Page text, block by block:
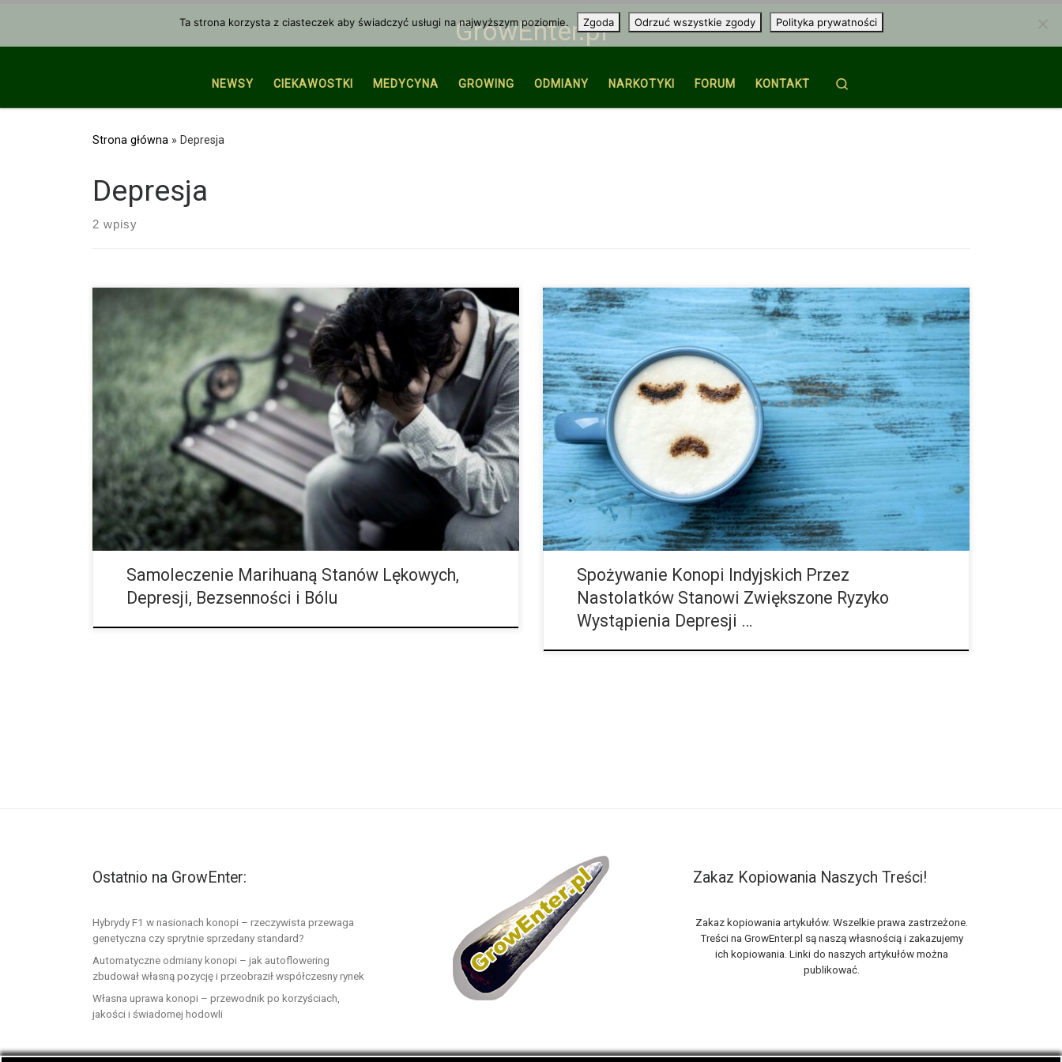
GrowEnter.pl
NEWSY CIEKAWOSTKI MEDYCYNA GROWING ODMIANY NARKOTYKI FORUM KONTAKT
Strona główna » Depresja
Depresja
2 wpisy
Dane na temat właściwości medycznych marihuany wciąż są aktualizowane i odkrywa
się coraz więcej korzyści tej rośliny dla ludzkiego zdrowia, a w ostatnich latach
wskazuje na to coraz więcej badań. […]
Samoleczenie Marihuaną Stanów Lękowych,
Depresji, Bezsenności i Bólu
Długoterminowe badanie przeprowadzone w Szwajcarii sugeruje, że wczesne
rozpoczęcie używania konopi indyjskich zwiększa ryzyko depresji lub tendencji
samobójczych w dorosłym życiu. „Paląc zioło, całkowicie odcięłam się od przyjaciół,
rodziny i […]
Spożywanie Konopi Indyjskich Przez
Nastolatków Stanowi Zwiększone Ryzyko
Wystąpienia Depresji …
Ostatnio na GrowEnter:
Hybrydy F1 w nasionach konopi – rzeczywista przewaga
genetyczna czy sprytnie sprzedany standard?
Automatyczne odmiany konopi – jak autoflowering
zbudował własną pozycję i przeobraził współczesny rynek
Własna uprawa konopi – przewodnik po korzyściach,
jakości i świadomej hodowli
Zakaz Kopiowania Naszych Treści!
Zakaz kopiowania artykułów. Wszelkie prawa zastrzeżone.
Treści na GrowEnter.pl są naszą własnością i zakazujemy
ich kopiowania. Linki do naszych artykułów można
publikować.
Ta strona korzysta z ciasteczek aby świadczyć usługi na najwyższym poziomie. Zgoda Odrzuć wszystkie zgody Polityka prywatności